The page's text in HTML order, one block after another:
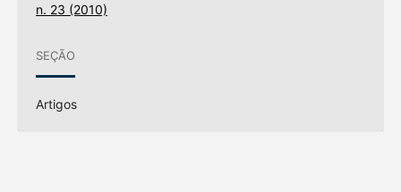
n. 23 (2010)
SEÇÃO
Artigos